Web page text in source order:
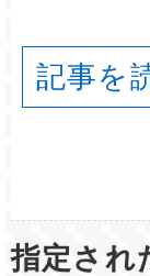
記事を
指定され